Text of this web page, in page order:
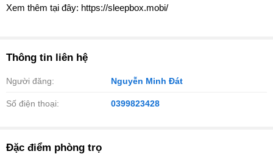
Xem thêm tại đây: https://sleepbox.mobi/
Thông tin liên hệ
Người đăng: Nguyễn Minh Đát
Số điện thoại: 0399823428
Đặc điểm phòng trọ